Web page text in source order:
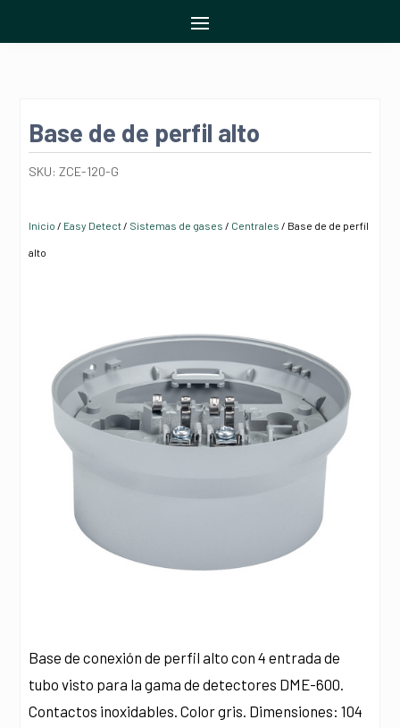
Base de de perfil alto
SKU:ZCE-120-G
Inicio / Easy Detect/ Sistemas de gases / Centrales / Base de de perfil
alto
Base de conexión de perfil alto con 4 entrada de
tubo visto para la gama de detectores DME-600.
Contactos inoxidables. Color gris. Dimensiones: 104